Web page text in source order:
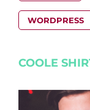
WORDPRESS
COOLE